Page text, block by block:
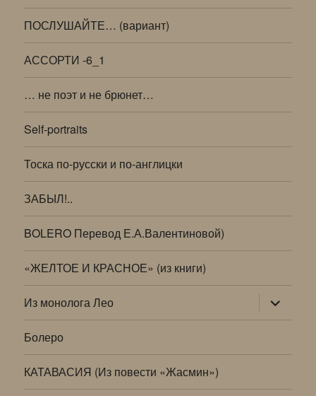
ПОСЛУШАЙТЕ… (вариант)
АССОРТИ -6_1
… не поэт и не брюнет…
Self-portraits
Тоска по-русски и по-англицки
ЗАБЫЛ!..
BOLERO Перевод Е.А.Валентиновой)
«ЖЕЛТОЕ И КРАСНОЕ» (из книги)
Из монолога Лео раскрыть
дочернее
меню
Болеро
КАТАВАСИЯ (Из повести «Жасмин»)